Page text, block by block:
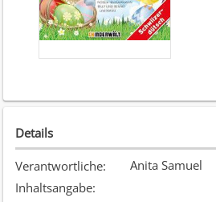
Details
Verantwortliche:
Anita Samuel
Inhaltsangabe: